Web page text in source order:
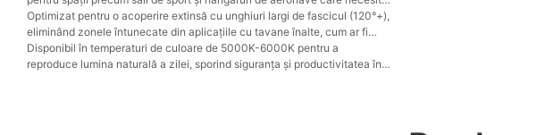
vizibilitate precisă.
Optimizat pentru o acoperire extinsă cu unghiuri largi de fascicul (120°+),
eliminând zonele întunecate din aplicațiile cu tavane înalte, cum ar fi
depozitele comerciale și arenele sportive.
Disponibil în temperaturi de culoare de 5000K-6000K pentru a
reproduce lumina naturală a zilei, sporind siguranța și productivitatea în